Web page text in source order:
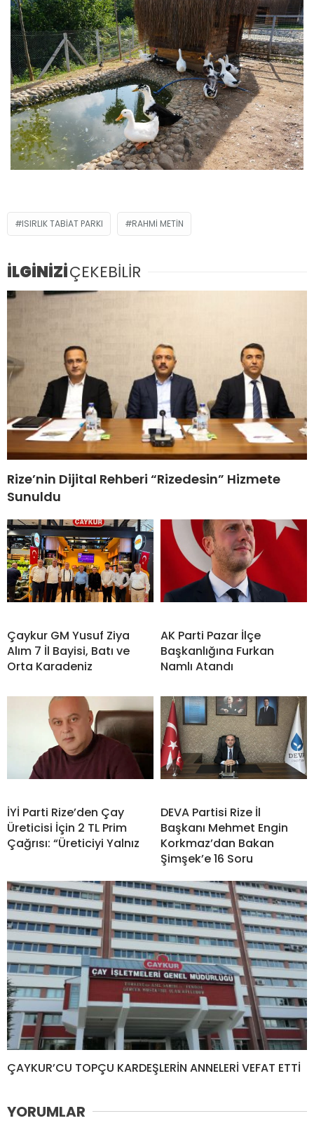
ISIRLIK TABIAT PARKI RAHMI METIN
İLGİNİZİÇEKEBİLİR
Rize’nin Dijital Rehberi “Rizedesin” Hizmete
Sunuldu
Çaykur GM Yusuf Ziya
Alım 7 İl Bayisi, Batı ve
Orta Karadeniz
AK Parti Pazar İlçe
Başkanlığına Furkan
Namlı Atandı
İYİ Parti Rize’den Çay
Üreticisi İçin 2 TL Prim
Çağrısı: “Üreticiyi Yalnız
DEVA Partisi Rize İl
Başkanı Mehmet Engin
Korkmaz’dan Bakan
Şimşek’e 16 Soru
ÇAYKUR’CU TOPÇU KARDEŞLERİN ANNELERİ VEFAT ETTİ
YORUMLAR